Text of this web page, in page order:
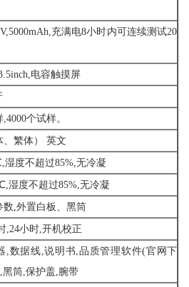
充满电8小时内可连续测试20
电容触摸屏
个试样。
、繁体） 英文
度不超过85%,无冷凝
湿度不超过85%,无冷凝
数,外置白板、黑筒
,24小时,开机校正
,数据线,说明书,品质管理软件(官网下
黑筒,保护盖,腕带